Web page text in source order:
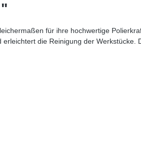
für ihre hochwertige
die Reinigung der